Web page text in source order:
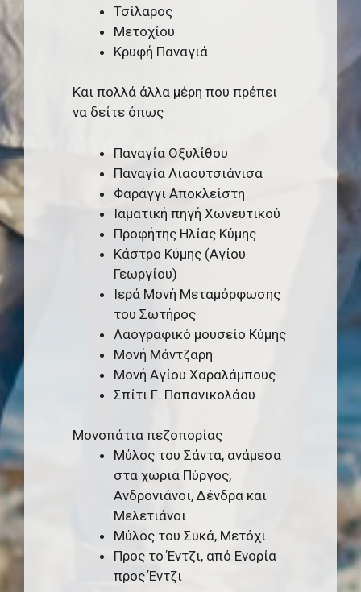
Τσίλαρος
Μετοχίου
Κρυφή Παναγιά
Kαι πολλά άλλα μέρη που πρέπει
να δείτε όπως
Παναγία Οξυλίθου
Παναγία Λιαουτσιάνισα
Φαράγγι Αποκλείστη
Ιαματική πηγή Χωνευτικού
Προφήτης Ηλίας Κύμης
Κάστρο Κύμης (Αγίου
Γεωργίου)
Ιερά Μονή Μεταμόρφωσης
του Σωτήρος
Λαογραφικό μουσείο Κύμης
Μονή Μάντζαρη
Μονή Αγίου Χαραλάμπους
Σπίτι Γ. Παπανικολάου
Μονοπάτια πεζοπορίας
Μύλος του Σάντα, ανάμεσα
στα χωριά Πύργος,
Ανδρονιάνοι, Δένδρα και
Μελετιάνοι
Μύλος του Συκά, Μετόχι
Προς το Έντζι, από Ενορία
προς Έντζι